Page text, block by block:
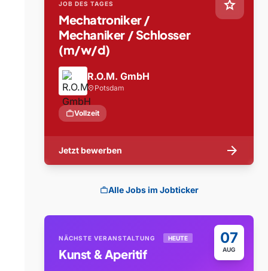
star
JOB DES TAGES
Mechatroniker /
Mechaniker / Schlosser
(m/w/d)
R.O.M. GmbH
location_on Potsdam
workVollzeit
Jetzt bewerben arrow_forward
workAlle Jobs im Jobticker
07
AUG
NÄCHSTE VERANSTALTUNG HEUTE
Kunst & Aperitif